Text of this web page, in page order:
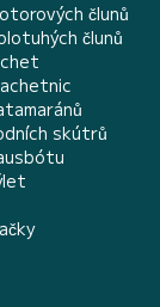
člunů
člunů
skútrů